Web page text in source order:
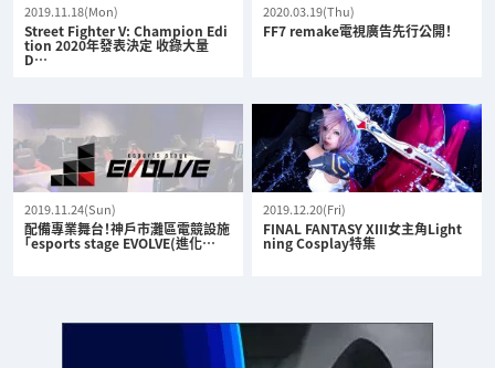
2019.11.18(Mon)
Street Fighter V: Champion Edi
tion 2020年發表決定 收錄大量
D…
2020.03.19(Thu)
FF7 remake電視廣告先行公開！
2019.11.24(Sun)
配備專業舞台！神戶市灘區電競設施
「esports stage EVOLVE(進化…
2019.12.20(Fri)
FINAL FANTASY XIII女主角Light
ning Cosplay特集